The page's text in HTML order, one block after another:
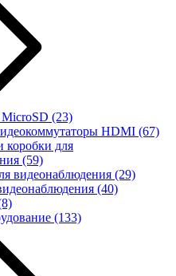
(23)
HDMI (67)
для
(59)
видеонаблюдения (29)
(40)
(133)